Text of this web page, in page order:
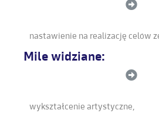
nastawienie na realizację celów
Mile widziane:
wykształcenie artystyczne,